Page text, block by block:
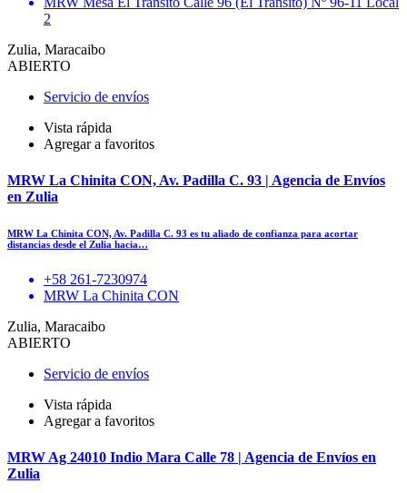
2
Zulia, Maracaibo
ABIERTO
Servicio de envíos
Vista rápida
Agregar a favoritos
MRW La Chinita CON, Av. Padilla C. 93 | Agencia de Envíos
en Zulia
MRW La Chinita CON, Av. Padilla C. 93 es tu aliado de confianza para acortar
distancias desde el Zulia hacia…
+58 261-7230974
MRW La Chinita CON
Zulia, Maracaibo
ABIERTO
Servicio de envíos
Vista rápida
Agregar a favoritos
MRW Ag 24010 Indio Mara Calle 78 | Agencia de Envíos en
Zulia